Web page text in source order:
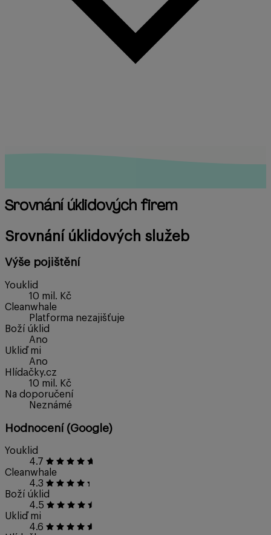
Srovnání úklidových firem
Srovnání úklidových služeb
Výše pojištění
Youklid
10 mil. Kč
Cleanwhale
Platforma nezajišťuje
Boží úklid
Ano
Ukliď mi
Ano
Hlídаčky.cz
10 mil. Kč
Na doporučení
Neznámé
Hodnocení (Google)
Youklid
4.7
Cleanwhale
4.3
Boží úklid
4.5
Ukliď mi
4.6